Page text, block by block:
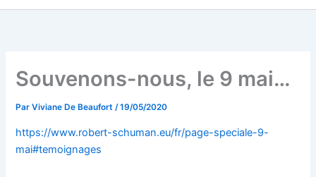
Souvenons-nous, le 9 mai…
ParViviane De Beaufort/19/05/2020
https://www.robert-schuman.eu/fr/page-speciale-9-
mai#temoignages